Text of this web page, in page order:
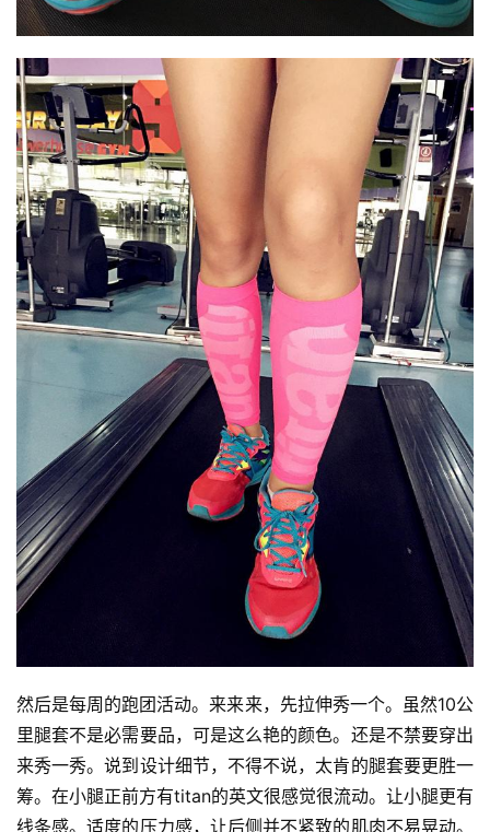
然后是每周的跑团活动。来来来，先拉伸秀一个。虽然10公
里腿套不是必需要品，可是这么艳的颜色。还是不禁要穿出
来秀一秀。说到设计细节，不得不说，太肯的腿套要更胜一
筹。在小腿正前方有titan的英文很感觉很流动。让小腿更有
线条感。适度的压力感，让后侧并不紧致的肌肉不易晃动。